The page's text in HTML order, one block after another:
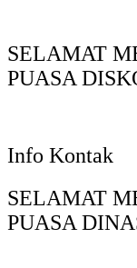
SELAMAT
PUASA
Info Kontak
SELAMAT
PUASA